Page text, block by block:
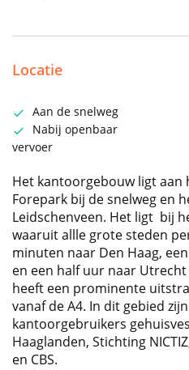
Locatie
Aan de snelweg
Nabij openbaar
vervoer
Het kantoorgebouw ligt aan
Forepark bij de snelweg en
Leidschenveen. Het ligt bij
waaruit allle grote steden
minuten naar Den Haag,
en een half uur naar
heeft een prominente
vanaf de A4. In dit gebied
kantoorgebruikers
Haaglanden, Stichting
en CBS.